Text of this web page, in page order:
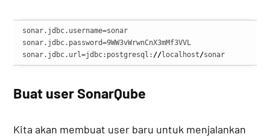
sonar.jdbc.username=sonar
sonar.jdbc.password=9WW3vWrwnCnX3mMf3VVL
sonar.jdbc.url=jdbc:postgresql: //localhost/sonar
Buat user SonarQube
Kita akan membuat user baru untuk menjalankan